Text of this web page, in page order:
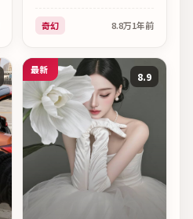
行，电影分类，奇幻向，
主演殷桃、王景春，上映
奇幻 8.8万1年前
最新
8.9